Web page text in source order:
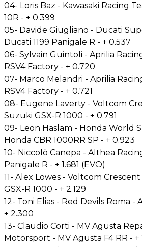
04- Loris Baz - Kawasaki Racing
10R - + 0.399
05- Davide Giugliano - Ducati
Ducati 1199 Panigale R - + 0.537
06- Sylvain Guintoli - Aprilia
RSV4 Factory - + 0.720
07- Marco Melandri - Aprilia
RSV4 Factory - + 0.721
08- Eugene Laverty - Voltcom
Suzuki GSX-R 1000 - + 0.791
09- Leon Haslam - Honda World
Honda CBR 1000RR SP - + 0.923
10- Niccolò Canepa - Althea
Panigale R - + 1.681 (EVO)
11- Alex Lowes - Voltcom
GSX-R 1000 - + 2.129
12- Toni Elias - Red Devils Roma -
+ 2.300
13- Claudio Corti - MV Agusta
Motorsport - MV Agusta F4 RR - +